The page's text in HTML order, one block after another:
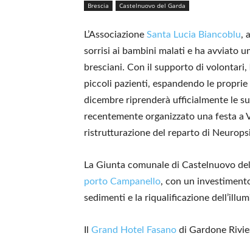
Brescia Castelnuovo del Garda
L’Associazione Santa Lucia Biancoblu,
sorrisi ai bambini malati e ha avviato
bresciani. Con il supporto di volontari,
piccoli pazienti, espandendo le
dicembre riprenderà ufficialmente le
recentemente organizzato una festa a
ristrutturazione del reparto di
La Giunta comunale di Castelnuovo
porto Campanello, con un
sedimenti e la riqualificazione
Grand Hotel Fasano di Gardone